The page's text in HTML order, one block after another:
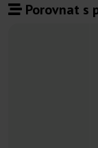
Porovnat s